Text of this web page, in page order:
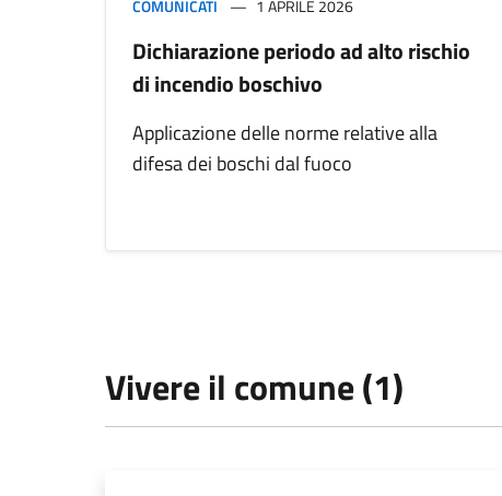
COMUNICATI 1 APRILE 2026
Dichiarazione periodo ad alto rischio
di incendio boschivo
Applicazione delle norme relative alla
difesa dei boschi dal fuoco
Vivere il comune (1)